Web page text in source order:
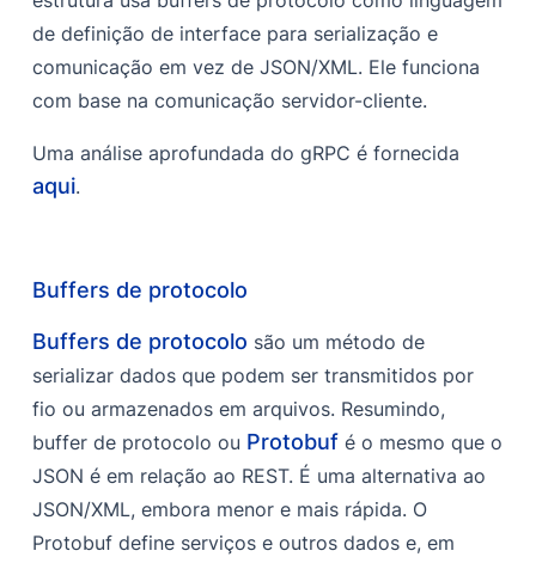
de definição de interface para serialização e
comunicação em vez de JSON/XML. Ele funciona
com base na comunicação servidor-cliente.
Uma análise aprofundada do gRPC é fornecida
aqui.
Buffers de protocolo
Buffers de protocolo são um método de
serializar dados que podem ser transmitidos por
fio ou armazenados em arquivos. Resumindo,
buffer de protocolo ou Protobuf é o mesmo que o
JSON é em relação ao REST. É uma alternativa ao
JSON/XML, embora menor e mais rápida. O
Protobuf define serviços e outros dados e, em